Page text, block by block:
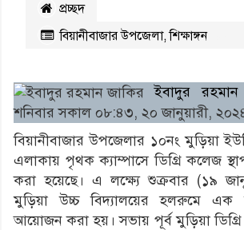
প্রচ্ছদ
বিয়ানীবাজার উপজেলা,শিক্ষাঙ্গন
ইবাদুর
শনিবার সকাল ০৮:৪৩, ২০ জানুয়ারী,
বিয়ানীবাজার উপজেলার ১০নং মুড়িয়া
এলাকায় পৃথক ক্যাম্পাসে ডিগ্রি কলেজ
করা হয়েছে। এ লক্ষ্যে শুক্রবার (১৯
মুড়িয়া উচ্চ বিদ্যালয়ের হলরুমে এক
আয়োজন করা হয়। সভায় পূর্ব মুড়িয়া